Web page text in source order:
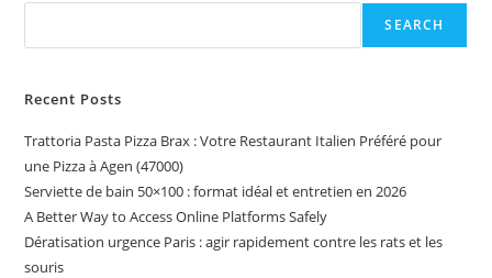
SEARCH
Recent Posts
Trattoria Pasta Pizza Brax : Votre Restaurant Italien Préféré pour
une Pizza à Agen (47000)
Serviette de bain 50×100 : format idéal et entretien en 2026
A Better Way to Access Online Platforms Safely
Dératisation urgence Paris : agir rapidement contre les rats et les
souris